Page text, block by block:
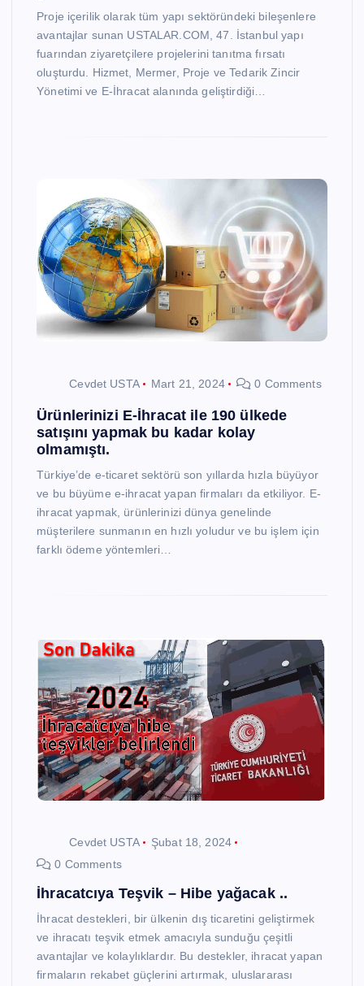
Proje içerilik olarak tüm yapı sektöründeki bileşenlere
avantajlar sunan USTALAR.COM, 47. İstanbul yapı
fuarından ziyaretçilere projelerini tanıtma fırsatı
oluşturdu. Hizmet, Mermer, Proje ve Tedarik Zincir
Yönetimi ve E-İhracat alanında geliştirdiği…
Cevdet USTA Mart 21, 2024 0 Comments
Ürünlerinizi E-İhracat ile 190 ülkede
satışını yapmak bu kadar kolay
olmamıştı.
Türkiye’de e-ticaret sektörü son yıllarda hızla büyüyor
ve bu büyüme e-ihracat yapan firmaları da etkiliyor. E-
ihracat yapmak, ürünlerinizi dünya genelinde
müşterilere sunmanın en hızlı yoludur ve bu işlem için
farklı ödeme yöntemleri…
Cevdet USTA
Şubat 18, 2024
0 Comments
İhracatcıya Teşvik – Hibe yağacak ..
İhracat destekleri, bir ülkenin dış ticaretini geliştirmek
ve ihracatı teşvik etmek amacıyla sunduğu çeşitli
avantajlar ve kolaylıklardır. Bu destekler, ihracat yapan
firmaların rekabet güçlerini artırmak, uluslararası